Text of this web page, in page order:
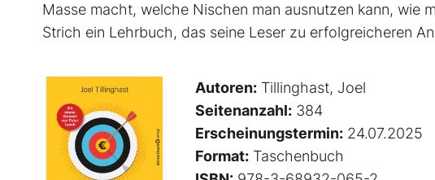
Masse macht, welche Nischen man ausnutzen kann, wie
Strich ein Lehrbuch, das seine Leser zu erfolgreicheren
Autoren: Tillinghast, Joel
Seitenanzahl: 384
Erscheinungstermin: 24.07.2025
Format: Taschenbuch